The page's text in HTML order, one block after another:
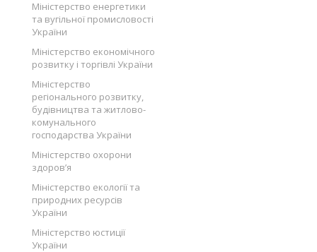
Міністерство енергетики
та вугільної промисловості
України
Міністерство економічного
розвитку і торгівлі України
Міністерство
регіонального розвитку,
будівництва та житлово-
комунального
господарства України
Міністерство охорони
здоров’я
Міністерство екології та
природних ресурсів
України
Міністерство юстиції
України